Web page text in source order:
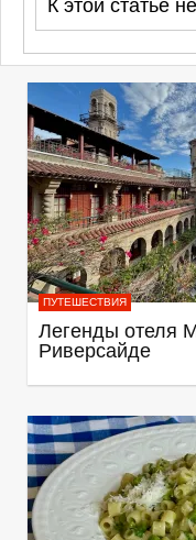
ПУТЕШЕСТВИЯ
Легенды отеля
Риверсайде